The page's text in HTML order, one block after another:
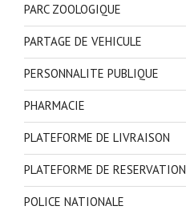
PARC ZOOLOGIQUE
PARTAGE DE VEHICULE
PERSONNALITE PUBLIQUE
PHARMACIE
PLATEFORME DE LIVRAISON
PLATEFORME DE RESERVATION
POLICE NATIONALE